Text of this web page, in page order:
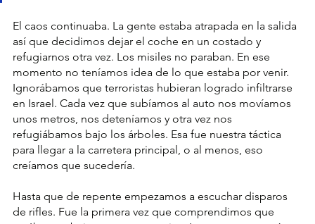
El caos continuaba. La gente estaba atrapada en la salida
así que decidimos dejar el coche en un costado y
refugiarnos otra vez. Los misiles no paraban. En ese
momento no teníamos idea de lo que estaba por venir.
Ignorábamos que terroristas hubieran logrado infiltrarse
en Israel. Cada vez que subíamos al auto nos movíamos
unos metros, nos deteníamos y otra vez nos
refugiábamos bajo los árboles. Esa fue nuestra táctica
para llegar a la carretera principal, o al menos, eso
creíamos que sucedería.
Hasta que de repente empezamos a escuchar disparos
de rifles. Fue la primera vez que comprendimos que